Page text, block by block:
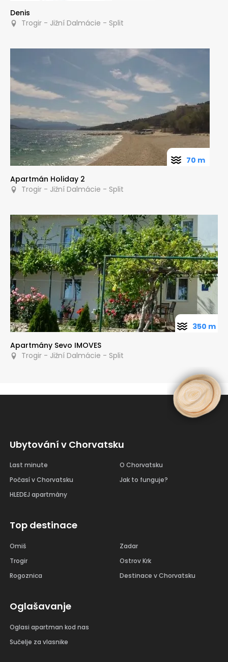
Denis
Trogir - Jižní Dalmácie - Split
Apartmán Holiday 2
Trogir - Jižní Dalmácie - Split
70 m
Apartmány Sevo IMOVES
Trogir - Jižní Dalmácie - Split
350 m
Ubytování v Chorvatsku
Last minute
Počasí v Chorvatsku
HLEDEJ apartmány
O Chorvatsku
Jak to funguje?
Top destinace
Omiš
Trogir
Rogoznica
Zadar
Ostrov Krk
Destinace v Chorvatsku
Oglašavanje
Oglasi apartman kod nas
Sučelje za vlasnike